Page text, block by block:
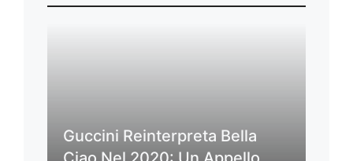
Guccini Reinterpreta Bella